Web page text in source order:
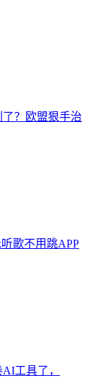
了？欧盟狠手治
歌不用跳APP
工具了，